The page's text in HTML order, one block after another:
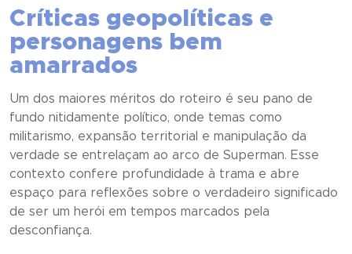
Críticas geopolíticas e
personagens bem
amarrados
Um dos maiores méritos do roteiro é seu pano de
fundo nitidamente político, onde temas como
militarismo, expansão territorial e manipulação da
verdade se entrelaçam ao arco de Superman. Esse
contexto confere profundidade à trama e abre
espaço para reflexões sobre o verdadeiro significado
de ser um herói em tempos marcados pela
desconfiança.